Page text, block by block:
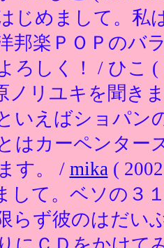
じめまして。私
邦楽ＰＯＰのバ
ろしく！ / ひこ (
ノリユキを聞き
いえばショパン
はカーペンター
す。 / mika (
して。ベソの３
らず彼のはだい